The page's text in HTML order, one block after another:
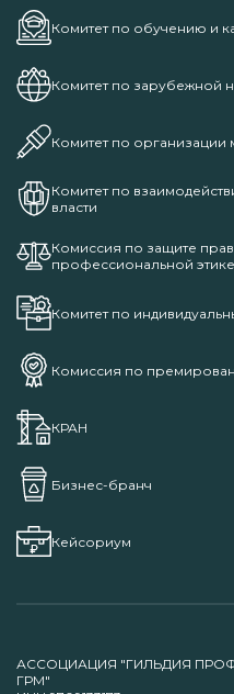
Комитет по обучению и
Комитет по зарубежной
Комитет по организации
Комитет по
власти
Комиссия по защите
профессиональной этике
Комитет по
Комиссия по
КРАН
Бизнес-бранч
Кейсориум
АССОЦИАЦИЯ "ГИЛЬДИЯ
ГРМ"